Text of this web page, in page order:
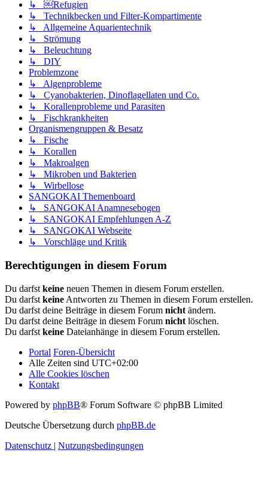
↳ ￼Refugien
↳ Technikbecken und Filter-Kompartimente
↳ Allgemeine Aquarientechnik
↳ Strömung
↳ Beleuchtung
↳ DIY
Problemzone
↳ Algenprobleme
↳ Cyanobakterien, Dinoflagellaten und Co.
↳ Korallenprobleme und Parasiten
↳ Fischkrankheiten
Organismengruppen & Besatz
↳ Fische
↳ Korallen
↳ Makroalgen
↳ Mikroben und Bakterien
↳ Wirbellose
SANGOKAI Themenboard
↳ SANGOKAI Anamnesebogen
↳ SANGOKAI Empfehlungen A-Z
↳ SANGOKAI Webseite
↳ Vorschläge und Kritik
Berechtigungen in diesem Forum
Du darfst keine neuen Themen in diesem Forum erstellen.
Du darfst keine Antworten zu Themen in diesem Forum erstellen.
Du darfst deine Beiträge in diesem Forum nicht ändern.
Du darfst deine Beiträge in diesem Forum nicht löschen.
Du darfst keine Dateianhänge in diesem Forum erstellen.
Portal Foren-Übersicht
Alle Zeiten sind UTC+02:00
Alle Cookies löschen
Kontakt
Powered by phpBB® Forum Software © phpBB Limited
Deutsche Übersetzung durch phpBB.de
Datenschutz | Nutzungsbedingungen